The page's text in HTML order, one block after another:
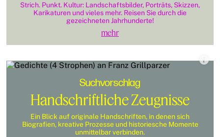
Strich. Punkt. Kultur: Landschaftsbilder, Porträts, Skizzen,
Karikaturen und vieles mehr. Reisen Sie durch die
gezeichneten Jahrhunderte!
mehr
Suchvorschlag
Handschriftliche Zeugnisse
Ein Blick auf originale Handschriften, in denen sich
Biografien, kreative Prozesse und historiesche Momente
unmittelbar verbinden.